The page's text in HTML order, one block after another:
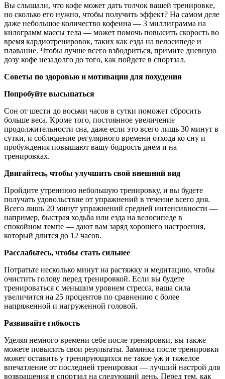
Вы слышали, что кофе может дать толчок вашей тренировке,
но сколько его нужно, чтобы получить эффект? На самом деле
даже небольшое количество кофеина — 3 миллиграмма на
килограмм массы тела — может помочь повысить скорость во
время кардиотренировок, таких как езда на велосипеде и
плавание. Чтобы лучше всего взбодриться, примите дневную
дозу кофе незадолго до того, как пойдете в спортзал.
Советы по здоровью и мотивации для похудения
Попробуйте высыпаться
Сон от шести до восьми часов в сутки поможет сбросить
больше веса. Кроме того, постоянное увеличение
продолжительности сна, даже если это всего лишь 30 минут в
сутки, и соблюдение регулярного времени отхода ко сну и
пробуждения повышают вашу бодрость днем и на
тренировках.
Двигайтесь, чтобы улучшить свой внешний вид
Пройдите утреннюю небольшую тренировку, и вы будете
получать удовольствие от упражнений в течение всего дня.
Всего лишь 20 минут упражнений средней интенсивности —
например, быстрая ходьба или езда на велосипеде в
спокойном темпе — дают вам заряд хорошего настроения,
который длится до 12 часов.
Расслабьтесь, чтобы стать сильнее
Потратьте несколько минут на растяжку и медитацию, чтобы
очистить голову перед тренировкой. Если вы будете
тренироваться с меньшим уровнем стресса, ваша сила
увеличится на 25 процентов по сравнению с более
напряженной и нагруженной головой.
Развивайте гибкость
Уделяя немного времени себе после тренировки, вы также
можете повысить свои результаты. Заминка после тренировки
может оставить у тренирующихся не такое уж и тяжелое
впечатление от последней тренировки — лучший настрой для
возвращения в спортзал на следующий день. Перед тем, как